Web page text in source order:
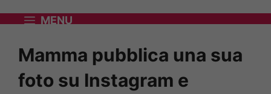
MENU
Mamma pubblica una sua
foto su Instagram e